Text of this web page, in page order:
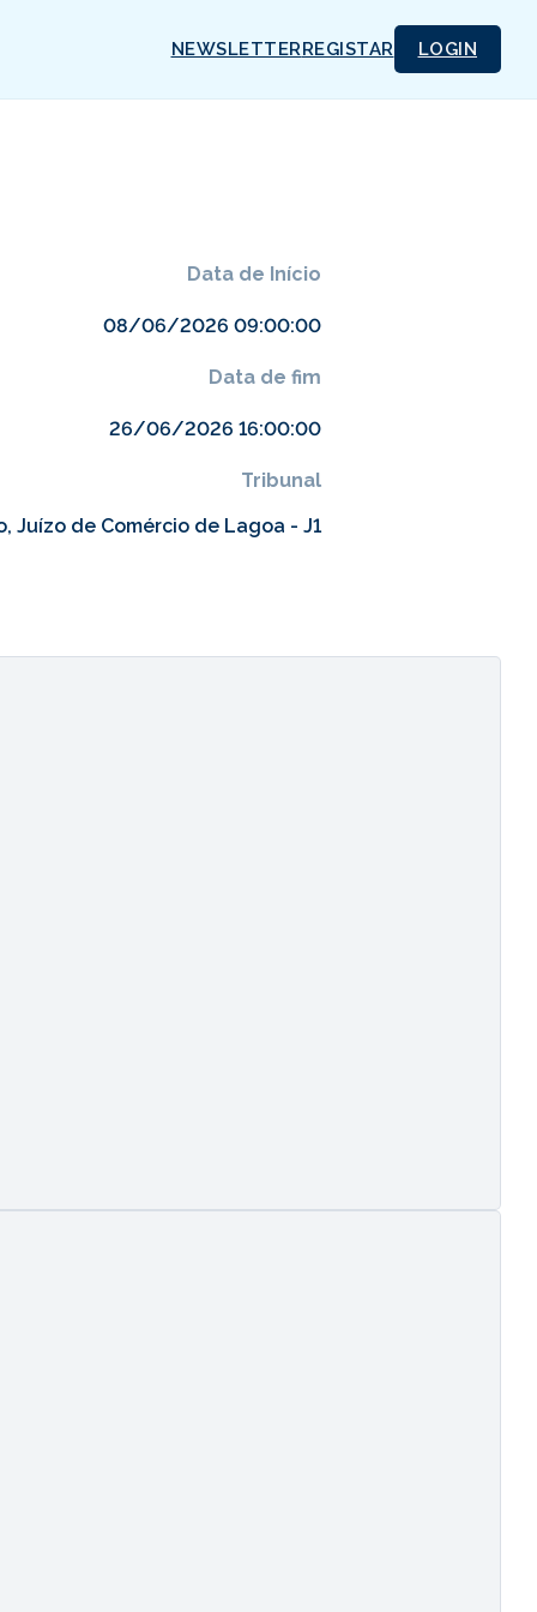
NEWSLETTERREGISTAR LOGIN
Data de Início
08/06/2026 09:00:00
Data de fim
26/06/2026 16:00:00
Tribunal
Juízo de Comércio de Lagoa - J1